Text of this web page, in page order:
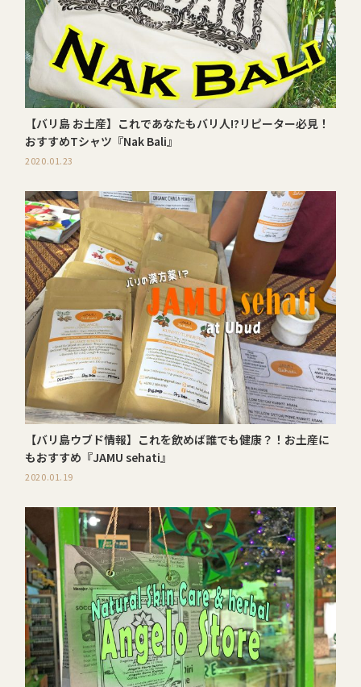
【バリ島 お土産】これであなたもバリ人!?リピーター必見！
おすすめTシャツ『Nak Bali』
2020.01.23
【バリ島ウブド情報】これを飲めば誰でも健康？！お土産に
もおすすめ『JAMU sehati』
2020.01.19